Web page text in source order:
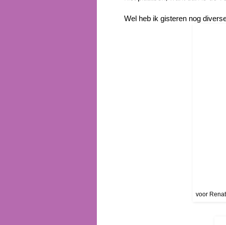
Wel heb ik gisteren nog
voor